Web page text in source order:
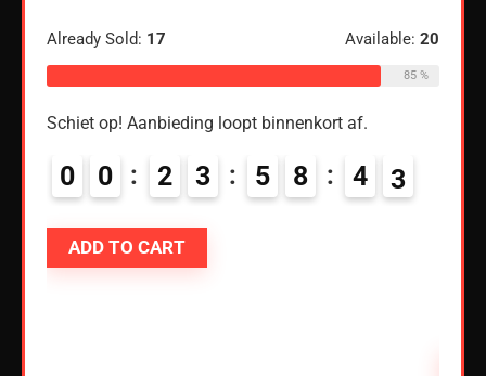
Already Sold: 17 Available: 20
85 %
Schiet op! Aanbieding loopt binnenkort af.
0 0 2 3 5 8 4 2
ADD TO CART